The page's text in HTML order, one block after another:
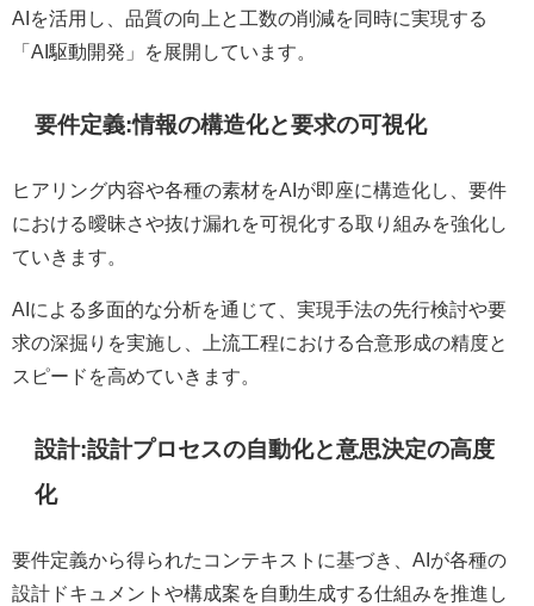
AIを活用し、品質の向上と工数の削減を同時に実現する
「AI駆動開発」を展開しています。
要件定義:情報の構造化と要求の可視化
ヒアリング内容や各種の素材をAIが即座に構造化し、要件
における曖昧さや抜け漏れを可視化する取り組みを強化し
ていきます。
AIによる多面的な分析を通じて、実現手法の先行検討や要
求の深掘りを実施し、上流工程における合意形成の精度と
スピードを高めていきます。
設計:設計プロセスの自動化と意思決定の高度
化
要件定義から得られたコンテキストに基づき、AIが各種の
設計ドキュメントや構成案を自動生成する仕組みを推進し